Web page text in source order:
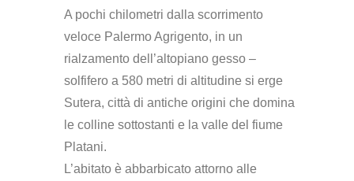
A pochi chilometri dalla scorrimento
veloce Palermo Agrigento, in un
rialzamento dell’altopiano gesso –
solfifero a 580 metri di altitudine si erge
Sutera, città di antiche origini che domina
le colline sottostanti e la valle del fiume
Platani.
L’abitato è abbarbicato attorno alle